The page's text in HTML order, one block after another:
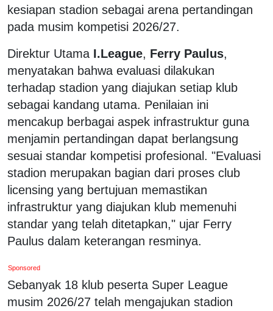
kesiapan stadion sebagai arena pertandingan
pada musim kompetisi 2026/27.
Direktur Utama I.League, Ferry Paulus,
menyatakan bahwa evaluasi dilakukan
terhadap stadion yang diajukan setiap klub
sebagai kandang utama. Penilaian ini
mencakup berbagai aspek infrastruktur guna
menjamin pertandingan dapat berlangsung
sesuai standar kompetisi profesional. "Evaluasi
stadion merupakan bagian dari proses club
licensing yang bertujuan memastikan
infrastruktur yang diajukan klub memenuhi
standar yang telah ditetapkan," ujar Ferry
Paulus dalam keterangan resminya.
Sponsored
Sebanyak 18 klub peserta Super League
musim 2026/27 telah mengajukan stadion